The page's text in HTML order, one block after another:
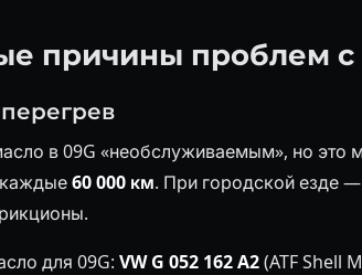
причины проблем с
в 09G «необслуживаемым», но это
60 000 км. При городской езде
для 09G: VW G 052 162 A2(ATF Shell